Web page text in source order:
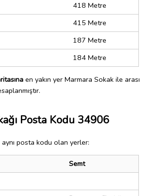
418 Metre
415 Metre
187 Metre
184 Metre
en yakın yer Marmara Sokak ile arası
Posta Kodu 34906
posta kodu olan yerler:
Semt